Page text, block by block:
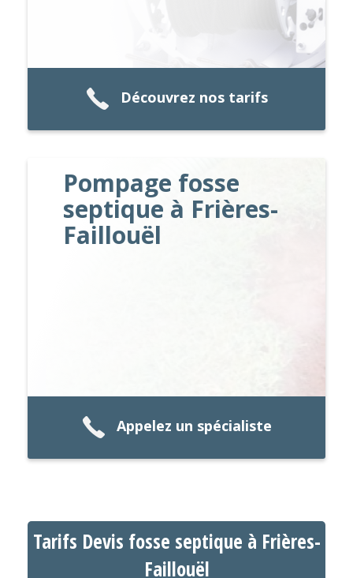
Découvrez nos tarifs
Pompage fosse
septique à Frières-
Faillouël
Appelez un spécialiste
Tarifs Devis fosse septique à Frières-
Faillouël